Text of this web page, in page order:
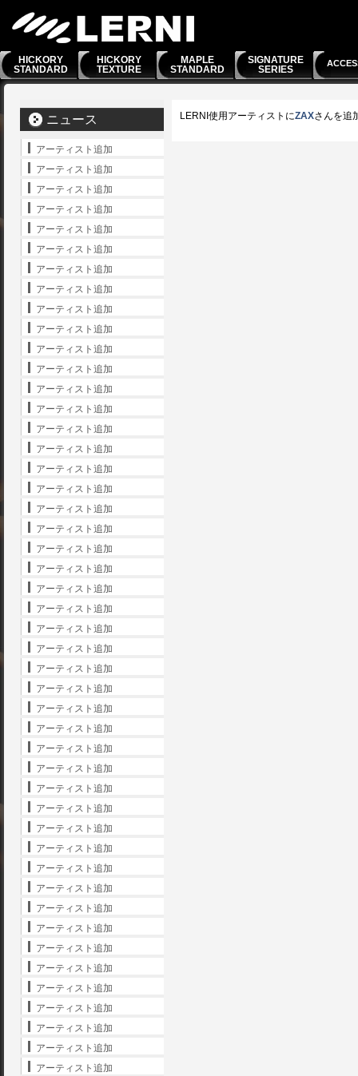
HICKORY
STANDARD
HICKORY
TEXTURE
MAPLE
STANDARD
SIGNATURE
SERIES
LERNI使用アーティストにZAXさんを追
ニュース
アーティスト追加
アーティスト追加
アーティスト追加
アーティスト追加
アーティスト追加
アーティスト追加
アーティスト追加
アーティスト追加
アーティスト追加
アーティスト追加
アーティスト追加
アーティスト追加
アーティスト追加
アーティスト追加
アーティスト追加
アーティスト追加
アーティスト追加
アーティスト追加
アーティスト追加
アーティスト追加
アーティスト追加
アーティスト追加
アーティスト追加
アーティスト追加
アーティスト追加
アーティスト追加
アーティスト追加
アーティスト追加
アーティスト追加
アーティスト追加
アーティスト追加
アーティスト追加
アーティスト追加
アーティスト追加
アーティスト追加
アーティスト追加
アーティスト追加
アーティスト追加
アーティスト追加
アーティスト追加
アーティスト追加
アーティスト追加
アーティスト追加
アーティスト追加
アーティスト追加
アーティスト追加
アーティスト追加